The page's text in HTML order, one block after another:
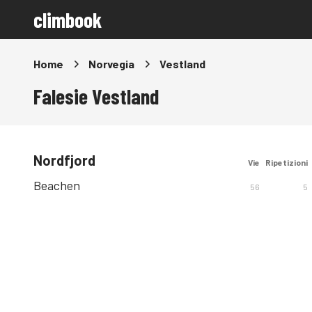
climbook
Home Norvegia Vestland
Falesie Vestland
Nordfjord Vie Ripetizioni
Beachen 56 5